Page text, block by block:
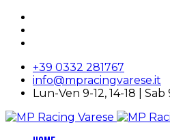
+39 0332 281767
info@mpracingvarese.it
Lun-Ven 9-12, 14-18 | Sab